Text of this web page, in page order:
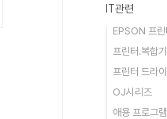
IT관련
EPSON 프린
프린터.복합기
프린터 드라
OJ시리즈
애용 프로그램